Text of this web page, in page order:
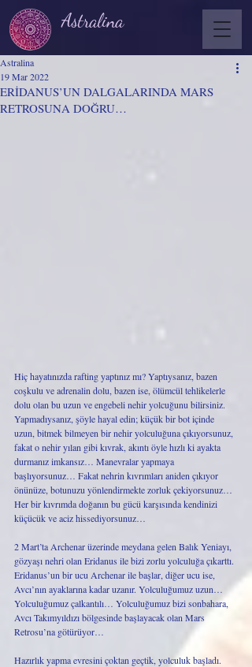
Astralina
ERİDANUS’UN DALGALARINDA MARS
RETROSUNA DOĞRU…
Astralina
19 Mar 2022
Hiç hayatınızda rafting yaptınız mı? Yaptıysanız, bazen
coşkulu ve adrenalin dolu, bazen ise, ölümcül tehlikelerle
dolu olan bu uzun ve engebeli nehir yolcuğunu bilirsiniz.
Yapmadıysanız, şöyle hayal edin; küçük bir bot içinde
uzun, bitmek bilmeyen bir nehir yolculuğuna çıkıyorsunuz,
fakat o nehir yılan gibi kıvrak, akıntı öyle hızlı ki ayakta
durmanız imkansız… Manevralar yapmaya
başlıyorsunuz… Fakat nehrin kıvrımları aniden çıkıyor
önünüze, botunuzu yönlendirmekte zorluk çekiyorsunuz…
Her bir kıvrımda doğanın bu gücü karşısında kendinizi
küçücük ve aciz hissediyorsunuz…
2 Mart’ta Archenar üzerinde meydana gelen Balık Yeniayı,
gözyaşı nehri olan Eridanus ile bizi zorlu yolculuğa çıkarttı.
Eridanus’un bir ucu Archenar ile başlar, diğer ucu ise,
Avcı’nın ayaklarına kadar uzanır. Yolculuğumuz uzun…
Yolculuğumuz çalkantılı… Yolculuğumuz bizi sonbahara,
Avcı Takımyıldızı bölgesinde başlayacak olan Mars
Retrosu’na götürüyor…
Hazırlık yapma evresini çoktan geçtik, yolculuk başladı.